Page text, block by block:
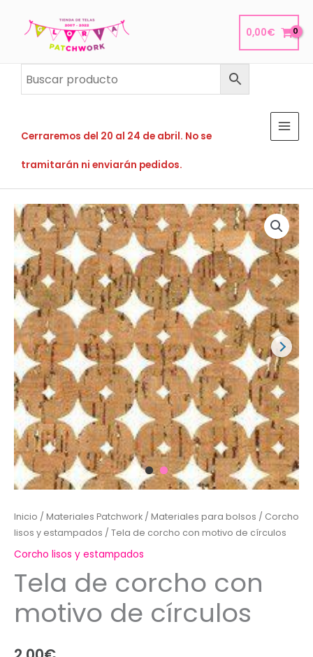
0,00€
Cerraremos del 20 al 24 de abril. No se
tramitarán ni enviarán pedidos.
Inicio / Materiales Patchwork / Materiales para bolsos / Corcho
lisos y estampados / Tela de corcho con motivo de círculos
Corcho lisos y estampados
Tela de corcho con
motivo de círculos